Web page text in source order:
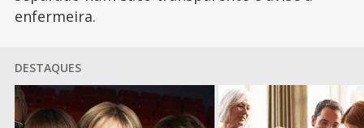
enfermeira.
DESTAQUES